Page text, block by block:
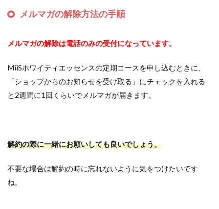
メルマガの解除方法の手順
メルマガの解除は電話のみの受付になっています。
MiiSホワイティエッセンスの定期コースを申し込むときに、
「ショップからのお知らせを受け取る」にチェックを入れる
と2週間に1回くらいでメルマガが届きます。
解約の際に一緒にお願いしても良いでしょう。
不要な場合は解約の時に忘れないように気をつけたいです
ね。